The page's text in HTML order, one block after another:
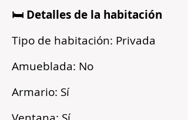
🛏️ Detalles de la habitación
Tipo de habitación: Privada
Amueblada: No
Armario: Sí